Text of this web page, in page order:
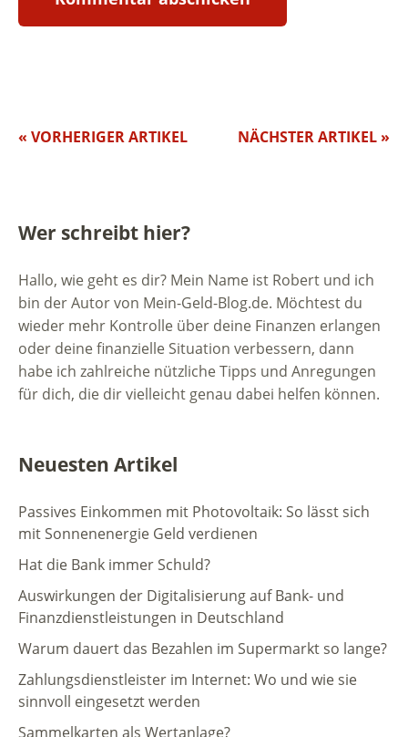
NÄCHSTER ARTIKEL »
« VORHERIGER ARTIKEL
Wer schreibt hier?
Hallo, wie geht es dir? Mein Name ist Robert und ich
bin der Autor von Mein-Geld-Blog.de. Möchtest du
wieder mehr Kontrolle über deine Finanzen erlangen
oder deine finanzielle Situation verbessern, dann
habe ich zahlreiche nützliche Tipps und Anregungen
für dich, die dir vielleicht genau dabei helfen können.
Neuesten Artikel
Passives Einkommen mit Photovoltaik: So lässt sich
mit Sonnenenergie Geld verdienen
Hat die Bank immer Schuld?
Auswirkungen der Digitalisierung auf Bank- und
Finanzdienstleistungen in Deutschland
Warum dauert das Bezahlen im Supermarkt so lange?
Zahlungsdienstleister im Internet: Wo und wie sie
sinnvoll eingesetzt werden
Sammelkarten als Wertanlage?